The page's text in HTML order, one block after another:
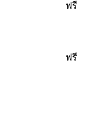
ฟรี
ฟรี